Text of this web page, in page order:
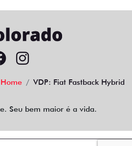
Home VDP: Fiat Fastback Hybrid
Seu bem maior é a vida.